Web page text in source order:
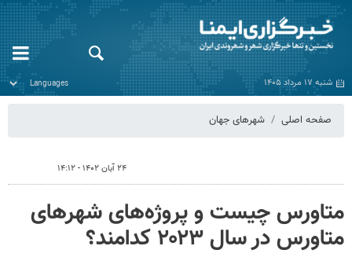
شنبه ۱۷ مرداد ۱۴۰۵
صفحه اصلی شهرهای جهان
۲۴ آبان ۱۴۰۲ - ۱۴:۱۲
متاورس چیست و پروژه‌های شهرهای
متاورس در سال ۲۰۲۳ کدامند؟